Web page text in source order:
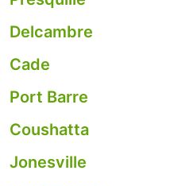
Delcambre
Cade
Port Barre
Coushatta
Jonesville